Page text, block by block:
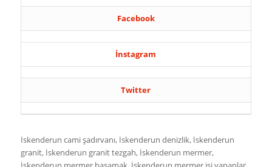
Facebook
İnstagram
Twitter
İskenderun cami şadırvanı, İskenderun denizlik, İskenderun
granit, İskenderun granit tezgah, İskenderun mermer,